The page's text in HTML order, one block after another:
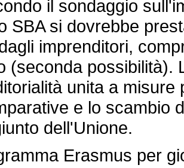
il sondaggio
SBA si dovrebbe
imprenditori,
(seconda possibilità).
unita a
e lo scambio
dell'Unione.
Erasmus per